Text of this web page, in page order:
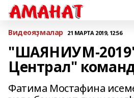
Bидеояҙмалар 21 МАРТА 2019, 12:56
"ШАЯНИУМ-
Централ"
Фатима Мостафина